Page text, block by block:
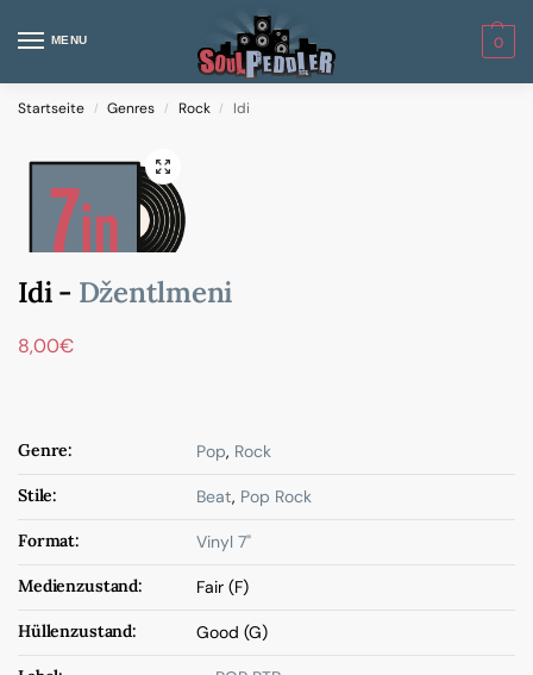
MENU 0
Startseite / Genres / Rock / Idi
Idi - Džentlmeni
8,00€
Genre: Pop, Rock
Stile: Beat, Pop Rock
Format: Vinyl 7"
Medienzustand: Fair (F)
Hüllenzustand: Good (G)